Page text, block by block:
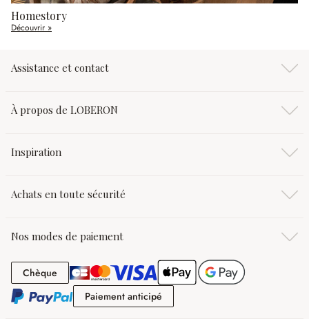
Homestory
Découvrir »
Assistance et contact
À propos de LOBERON
Inspiration
Achats en toute sécurité
Nos modes de paiement
Chèque Chèque
Paiement anticipé